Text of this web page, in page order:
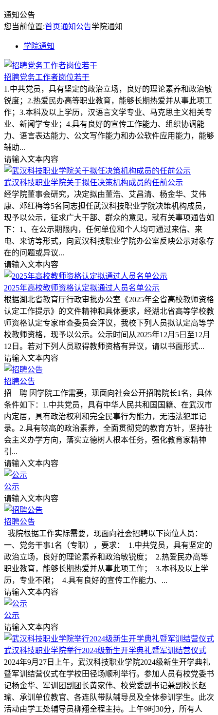
通知公告
您当前位置:首页通知公告学院通知
学院通知
招聘党务工作者岗位若干
1.中共党员，具有坚定的政治立场，良好的理论素养和政治敏
锐度；2.热爱民办高等职业教育，能够长期热爱并从事此项工
作；3.本科及以上学历，汉语言文学专业、马克思主义相关专
业、新闻学专业；4.具有良好的宣传工作能力、组织协调能
力、语言表达能力、公文写作能力和办公软件应用能力，能够
辅助...
请输入文本内容
武汉科技职业学院关于拟任决策机构成员的任前公示
经学院董事会研究，决定拟由董浩、艾昌清、杨金华、艾伟
康、邓红梅等5名同志担任武汉科技职业学院决策机构成员，
现予以公示，征求广大干部、群众的意见，就有关事项通告如
下：1、在公示期限内，任何单位和个人均可通过来信、来
电、来访等形式，向武汉科技职业学院办公室反映公示对象存
在的问题或异议...
请输入文本内容
2025年高校教师资格认定拟通过人员名单公示
根据湖北省教育厅行政审批办公室《2025年全省高校教师资格
认定工作提示》的文件精神和具体要求，经湖北省高等学校教
师资格认定专家审查委员会评议，我校下列人员拟认定高等学
校教师资格，现予以公示。公示时间从2025年12月5日至12月
12日。若对下列人员取得教师资格有异议，请以书面形式...
请输入文本内容
招聘公告
招 聘 因学院工作需要，现面向社会公开招聘院长1名，具体
条件如下：1.中共党员，具有中华人民共和国国籍、在武汉市
内定居，具有政治权利和完全民事行为能力，无违法犯罪记
录。2.具有较高的政治素养，全面贯彻党的教育方针，坚持社
会主义办学方向，落实立德树人根本任务，强化教育家精神
引...
请输入文本内容
公示
请输入文本内容
招聘公告
我院根据工作实际需要，现面向社会招聘以下岗位人员：
一、党务干事1名（专职），要求： 1.中共党员，具有坚定的
政治立场，良好的理论素养和政治敏锐度； 2.热爱民办高等
职业教育，能够长期热爱并从事此项工作； 3.本科及以上学
历，专业不限； 4.具有良好的宣传工作能力、...
请输入文本内容
公示
请输入文本内容
武汉科技职业学院举行2024级新生开学典礼暨军训结营仪式
2024年9月27日上午，武汉科技职业学院2024级新生开学典礼
暨军训结营仪式在学校田径场顺利举行。参加人员有校党委书
记杨金华、军训团副团长黄家伟、校党委副书记兼副校长赵
瑜、承训单位教官、各连队带队辅导员及全体参训学生。此次
活动由学工处辅导员柳翔全程主持。上午9时30分，所有人